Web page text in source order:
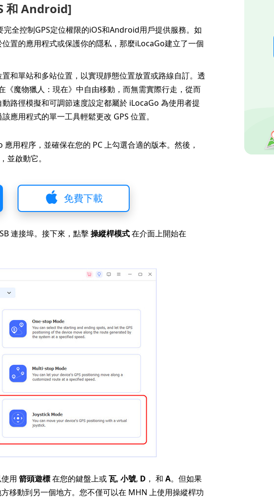
和 Android]
完全控制GPS定位權限的iOS和Android用戶提供服務。如
置的應用程式或保護你的隱私，那麼iLocaGo建立了一個
和單站和多站位置，以實現靜態位置放置或路線自訂。透
《魔物獵人：現在》中自由移動，而無需實際行走，從而
路徑模擬和可調節速度設定都屬於 iLocaGo 為使用者提
應用程式的單一工具輕鬆更改 GPS 位置。
用程序，並確保在您的 PC 上勾選合適的版本。然後，
並啟動它。
免費下載
連接埠。接下來，點擊操縱桿模式在介面上開始在
使用 箭頭遊標在您的鍵盤上或瓦, 小號, D ， 和 A。但如果
方移動到另一個地方。您不僅可以在 MHN 上使用操縱桿功